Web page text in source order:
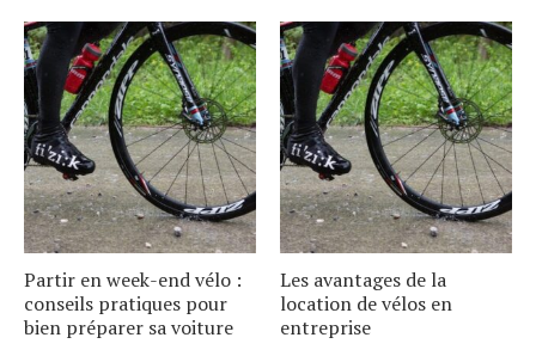
Partir en week-end vélo :
conseils pratiques pour
bien préparer sa voiture
Les avantages de la
location de vélos en
entreprise